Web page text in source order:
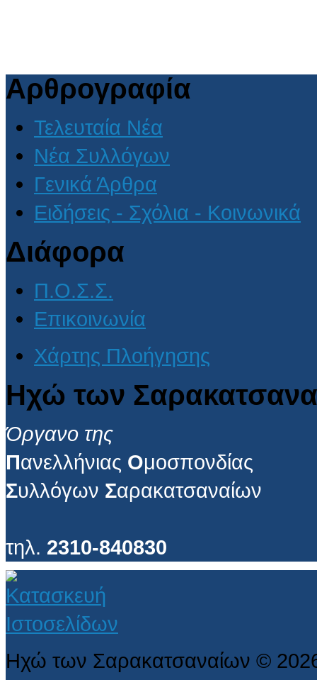
Αρθρογραφία
Τελευταία Νέα
Νέα Συλλόγων
Γενικά Άρθρα
Ειδήσεις - Σχόλια - Κοινωνικά
Διάφορα
Π.Ο.Σ.Σ.
Επικοινωνία
Χάρτης Πλοήγησης
Ηχώ των
Όργανο της
Πανελλήνιας Ομοσπονδίας
Συλλόγων Σαρακατσαναίων
τηλ. 2310-840830
Ηχώ των Σαρακατσαναίων ©